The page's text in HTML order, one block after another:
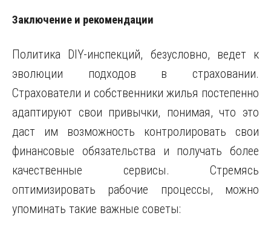
Заключение и рекомендации
Политика DIY-инспекций, безусловно, ведет к
эволюции подходов в страховании.
Страхователи и собственники жилья постепенно
адаптируют свои привычки, понимая, что это
даст им возможность контролировать свои
финансовые обязательства и получать более
качественные сервисы. Стремясь
оптимизировать рабочие процессы, можно
упоминать такие важные советы: